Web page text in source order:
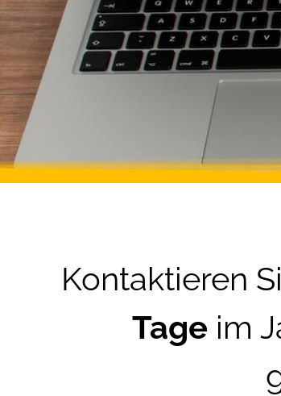
Kontaktieren
Tage im